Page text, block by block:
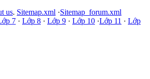
us. Sitemap.xml ·Sitemap_forum.xml
7 · Lớp 8 · Lớp 9 · Lớp 10 ·Lớp 11 · Lớp